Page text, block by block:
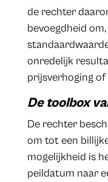
de rechter
bevoegdheid
onredelijk
prijsverhoging
De toolbox
De rechter
om tot een
mogelijkheid is
peildatum naar